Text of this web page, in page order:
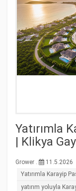
Yatırımla
| Klikya
Grower .
11.5.2026
Yatırımla Karayip
yatırım yoluyla